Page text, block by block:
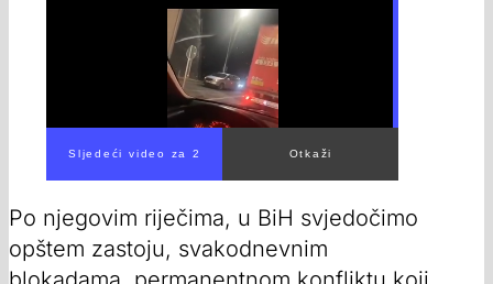
Sljedeći video za 1 Otkaži
Po njegovim riječima, u BiH svjedočimo
opštem zastoju, svakodnevnim